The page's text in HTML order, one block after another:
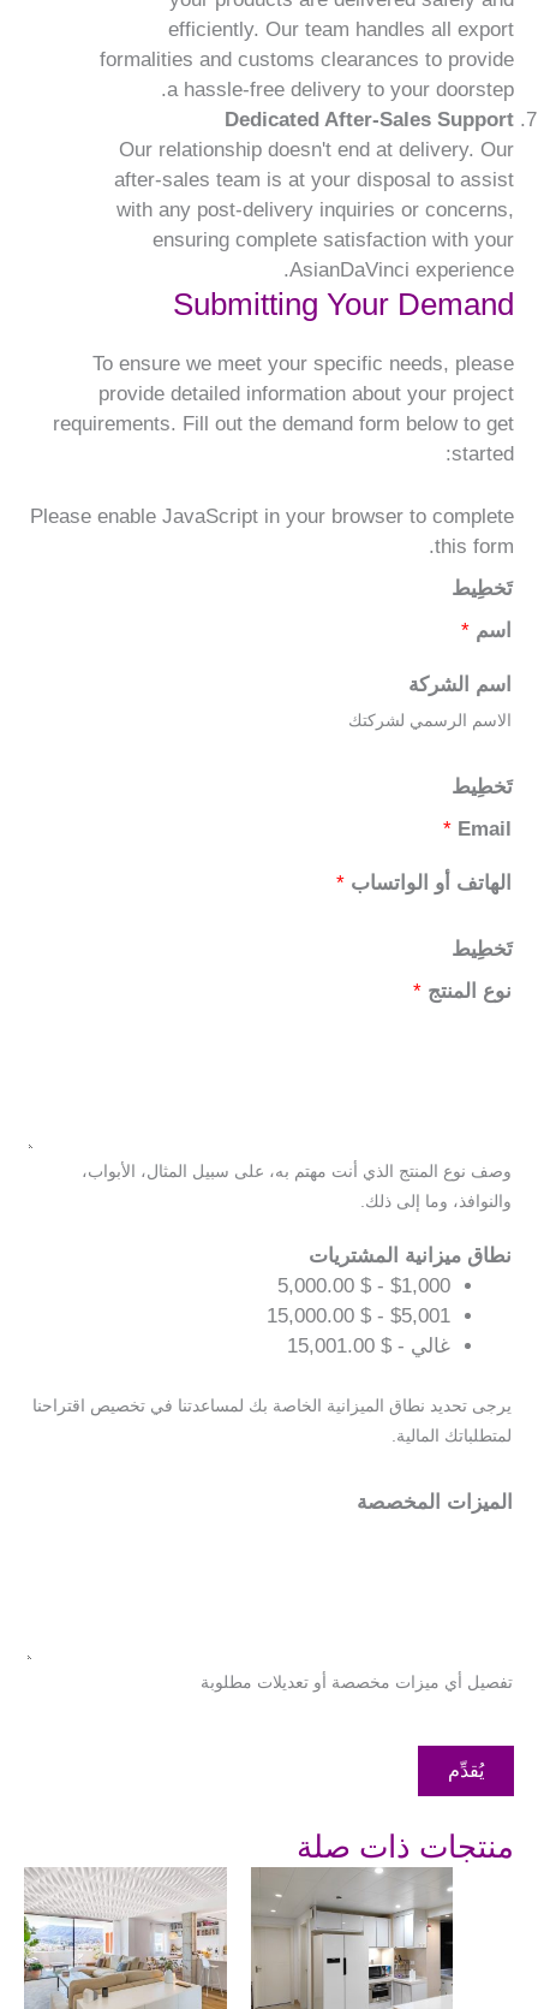
efficiently. Our team handles all export
formalities and customs clearances to provide
a hassle-free delivery to your doorstep.
Dedicated After-Sales Support
Our relationship doesn't end at delivery. Our
after-sales team is at your disposal to assist
with any post-delivery inquiries or concerns,
ensuring complete satisfaction with your
AsianDaVinci experience.
Submitting Your Demand
To ensure we meet your specific needs, please
provide detailed information about your project
requirements. Fill out the demand form below to get
started:
Please enable JavaScript in your browser to complete
this form.
تَخطِيط
اسم *
اسم الشركة
الاسم الرسمي لشركتك
تَخطِيط
Email
*
الهاتف أو الواتساب *
تَخطِيط
نوع المنتج *
وصف نوع المنتج الذي أنت مهتم به، على سبيل المثال، الأبواب،
والنوافذ، وما إلى ذلك.
نطاق ميزانية المشتريات
$1,000 - $ 5,000.00
$5,001 - $ 15,000.00
غالي - $ 15,001.00
يرجى تحديد نطاق الميزانية الخاصة بك لمساعدتنا في تخصيص اقتراحنا
لمتطلباتك المالية.
الميزات المخصصة
تفصيل أي ميزات مخصصة أو تعديلات مطلوبة
يُقدِّم
منتجات ذات صلة